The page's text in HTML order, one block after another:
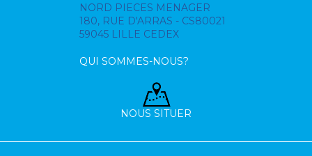
NORD PIECES MENAGER
180, RUE D'ARRAS - CS80021
59045 LILLE CEDEX
QUI SOMMES-NOUS?
NOUS SITUER